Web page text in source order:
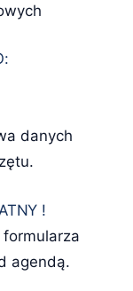
danych
!
formularza
agendą.